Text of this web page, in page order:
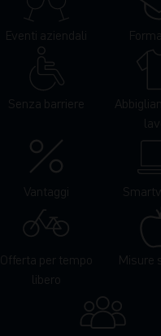
Eventi aziendali
Senza barriere
Vantaggi
Offerta per tempo
libero
Misure